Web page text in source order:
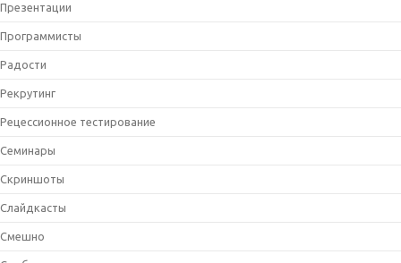
Презентации
Программисты
Радости
Рекрутинг
Рецессионное тестирование
Семинары
Скриншоты
Слайдкасты
Смешно